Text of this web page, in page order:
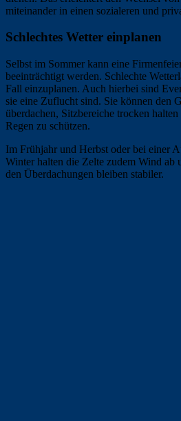
miteinander in einen sozialeren und
Schlechtes Wetter einplanen
Selbst im Sommer kann eine
beeinträchtigt werden. Schlechte
Fall einzuplanen. Auch hierbei sind
sie eine Zuflucht sind. Sie können den
überdachen, Sitzbereiche trocken
Regen zu schützen.
Im Frühjahr und Herbst oder bei einer
Winter halten die Zelte zudem Wind ab
den Überdachungen bleiben stabiler.